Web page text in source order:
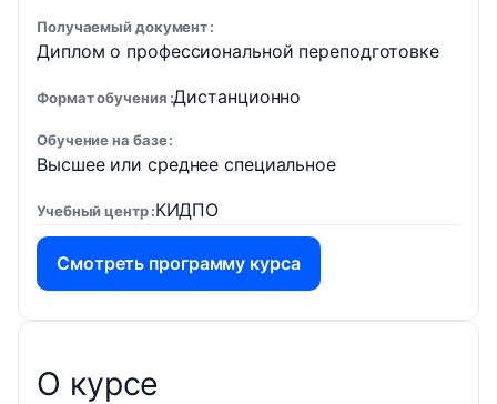
Получаемый документ
Диплом о профессиональной переподготовке
Формат обучения Дистанционно
Обучение на базе
Высшее или среднее специальное
Учебный центр КИДПО
Смотреть программу курса
О курсе